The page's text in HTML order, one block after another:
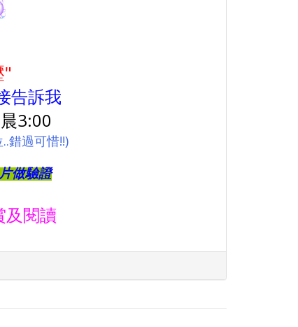
"
告訴我
3:00
錯過可惜!!)
做驗證
及閱讀